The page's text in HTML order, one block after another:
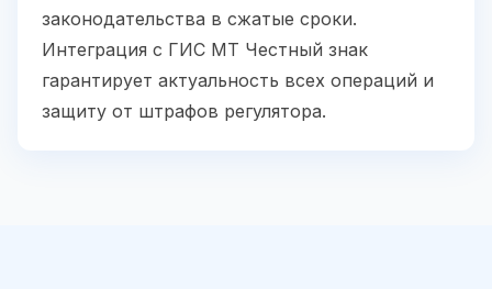
законодательства в сжатые сроки.
Интеграция с ГИС МТ Честный знак
гарантирует актуальность всех операций и
защиту от штрафов регулятора.